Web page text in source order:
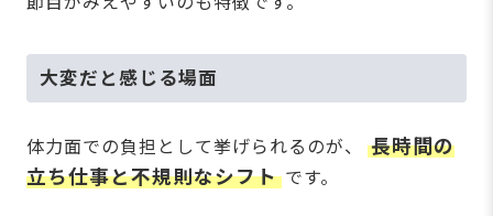
大変だと感じる場面
体力面での負担として挙げられるのが、
長時間の
立ち仕事と不規則なシフト です。